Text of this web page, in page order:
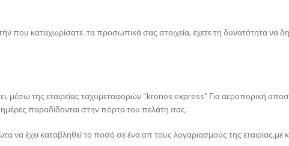
που καταχωρίσατε τα προσωπικά σας στοιχεία, έχετε τη δυνατότητα να
μέσω της εταιρείας ταχυμεταφορών “kronos express” Για αεροπορική
παραδίδονται στην πόρτα του πελάτη σας.
να έχει καταβληθεί το ποσό σε ένα απ τους λογαριασμούς της εταιρίας,με